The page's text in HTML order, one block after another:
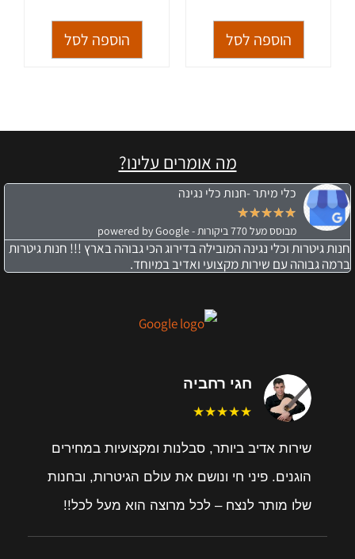
הוספה לסל הוספה לסל
מה אומרים עלינו?
כלי מיתר -חנות כלי נגינה
★
★
★
★
★
מבוסס מעל 770 ביקורות - powered by Google
חנות גיטרות וכלי נגינה המובילה בדירוג הכי גבוהה בארץ !!! חנות גיטרות
ברמה גבוהה עם שירות מקצועי ואדיב במיוחד.
חגי רחביה
★★★★★
שירות אדיב ביותר, סבלנות ומקצועיות במחירים
הוגנים. פיני חי ונושם את עולם הגיטרות, ובחנות
שלו מותר לנצח – לכל מרוצה הוא מעל לכל!!